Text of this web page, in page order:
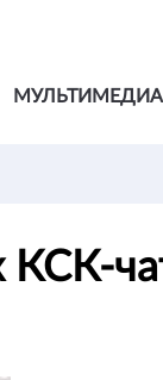
МУЛЬТИМЕДИА
КСК-